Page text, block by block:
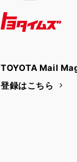
TOYOTA Mail
登録はこちら